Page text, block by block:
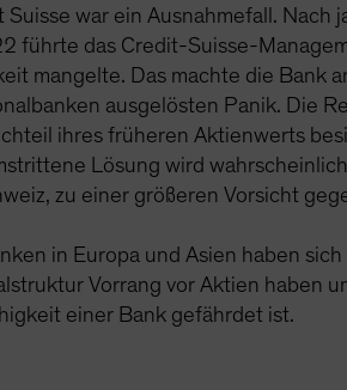
Suisse war ein Ausnahmefall.
führte das Credit-Suisse-
mangelte. Das machte die Bank
ausgelösten Panik. Die
ihres früheren Aktienwerts
Lösung wird
zu einer größeren Vorsicht
in Europa und Asien haben
Vorrang vor Aktien haben
einer Bank gefährdet ist.